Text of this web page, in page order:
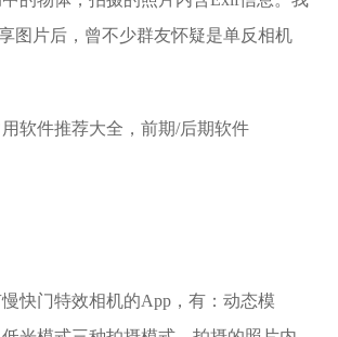
图片后，曾不少群友怀疑是单反相机
快门特效相机的App，有：动态模